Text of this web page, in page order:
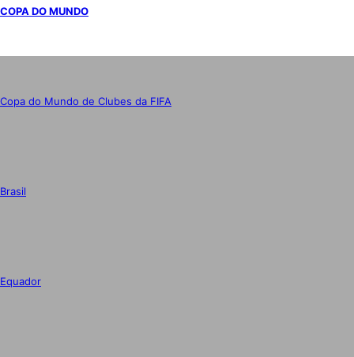
COPA DO MUNDO
Copa do Mundo de Clubes da FIFA
Brasil
Equador